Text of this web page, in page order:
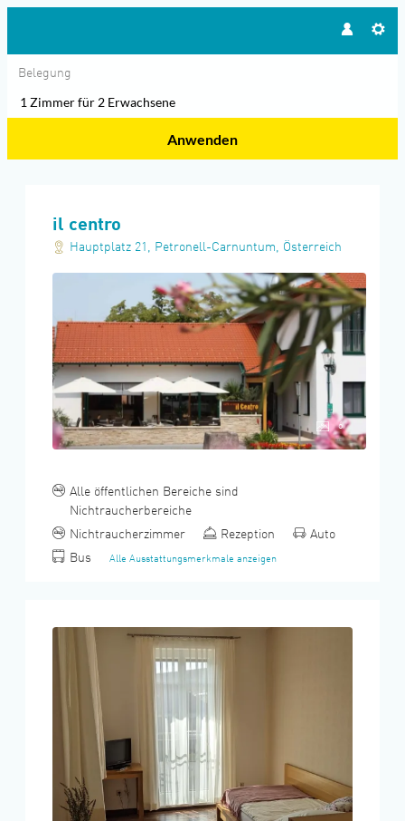
Belegung
1 Zimmerfür 2 Erwachsene
Anwenden
il centro
Hauptplatz 21 , Petronell-Carnuntum, Österreich
6
Alle öffentlichen Bereiche sind
Nichtraucherbereiche
Nichtraucherzimmer
Rezeption
Auto
Bus
Alle Ausstattungsmerkmale anzeigen